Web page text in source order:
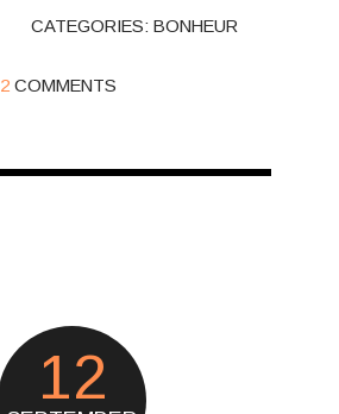
CATEGORIES:BONHEUR
2 COMMENTS
12